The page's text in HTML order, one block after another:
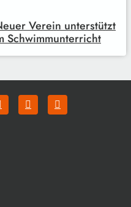
Verein unterstützt
Schwimmunterricht